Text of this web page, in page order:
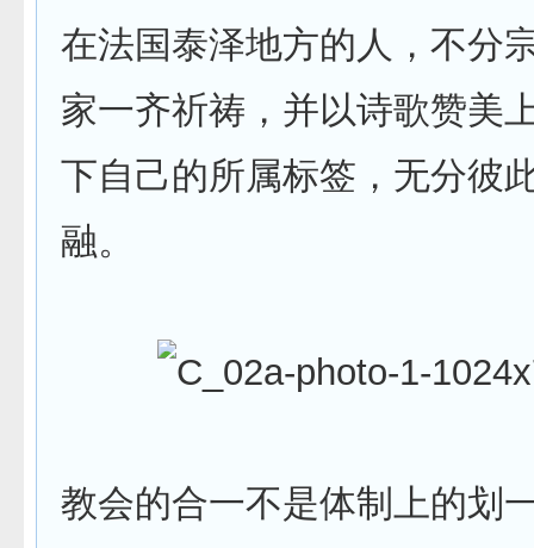
在法国泰泽地方的人，不分
家一齐祈祷，并以诗歌赞美
下自己的所属标签，无分彼
融。
教会的合一不是体制上的划